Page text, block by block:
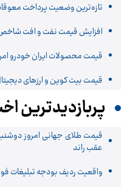
تازه‌ترین وضعیت پرداخت
افزایش قیمت نفت و افت
قیمت محصولات ایران خودرو امروز
قیمت بیت کوین و ارز‌های دیجیتال امروز
پربازدیدترین
عقب راند
واقعیت ردیف بودجه تبلیغات